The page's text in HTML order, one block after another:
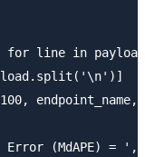
line in